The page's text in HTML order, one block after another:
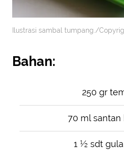
Ilustrasi sambal tumpang./
Bahan:
250 gr
70 ml santan
1 ½ sdt